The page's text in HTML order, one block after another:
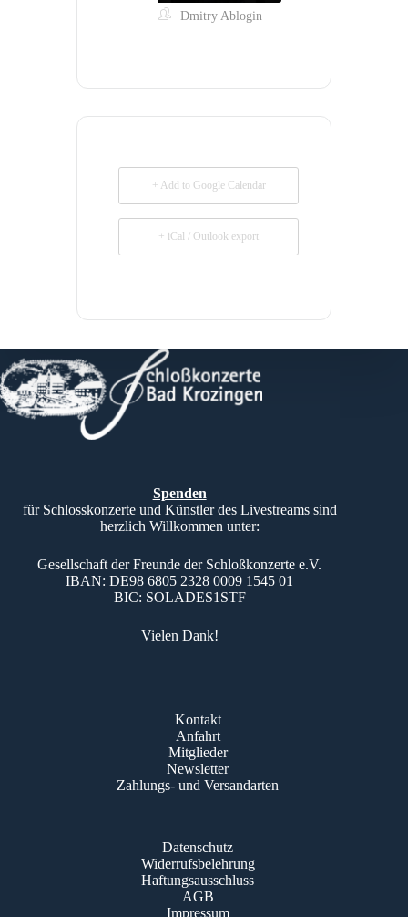
Dmitry Ablogin
+ Add to Google Calendar
+ iCal / Outlook export
Spenden
für Schlosskonzerte und Künstler des Livestreams sind
herzlich Willkommen unter:
Gesellschaft der Freunde der Schloßkonzerte e.V.
IBAN: DE98 6805 2328 0009 1545 01
BIC: SOLADES1STF
Vielen Dank!
Kontakt
Anfahrt
Mitglieder
Newsletter
Zahlungs- und Versandarten
Datenschutz
Widerrufsbelehrung
Haftungsausschluss
AGB
Impressum